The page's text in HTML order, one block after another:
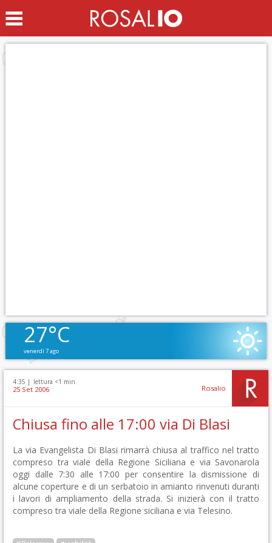
27°C
venerdì 7 ago
4:35 | lettura <1 min.
25 Set 2006 Rosalio
Chiusa fino alle 17:00 via Di Blasi
La via Evangelista Di Blasi rimarrà chiusa al traffico nel tratto
compreso tra viale della Regione Siciliana e via Savonarola
oggi dalle 7:30 alle 17:00 per consentire la dismissione di
alcune coperture e di un serbatoio in amianto rinvenuti duranti
i lavori di ampliamento della strada. Si inizierà con il tratto
compreso tra viale della Regione siciliana e via Telesino.